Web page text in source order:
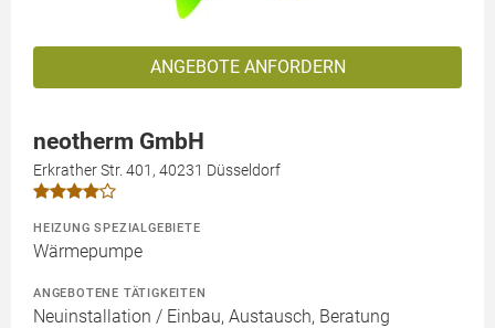
ANGEBOTE ANFORDERN
neotherm GmbH
Erkrather Str. 401, 40231 Düsseldorf
HEIZUNG SPEZIALGEBIETE
Wärmepumpe
ANGEBOTENE TÄTIGKEITEN
Neuinstallation / Einbau, Austausch, Beratung